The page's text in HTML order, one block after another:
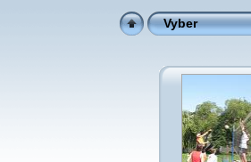
Vyber